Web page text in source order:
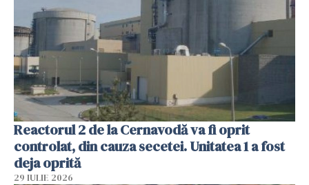
Reactorul 2 de la Cernavodă va fi oprit
controlat, din cauza secetei. Unitatea 1 a fost
deja oprită
29 IULIE 2026